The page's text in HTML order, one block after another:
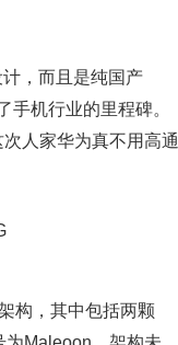
，而且是纯国产
机行业的里程碑。
人家华为真不用高通
构，其中包括两颗